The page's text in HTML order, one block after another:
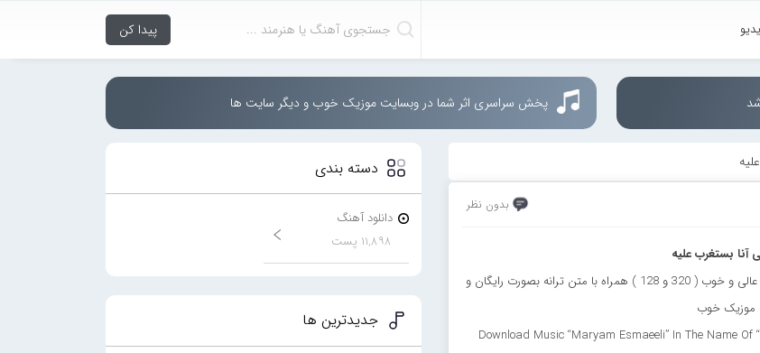
پخش سراسری اثر شما در وبسایت موزیک خوب و دیگر سایت ها
بدون نظر
آنا بستغرب علیه
دانلود آهنگ جدید مریم اسماعیلی به نام “آنا بستغرب علیه” با دو کیفیت عالی و خوب ( 320 و 128 ) همراه با متن ترانه بصورت رایگان و
موزیک خوب
Download Music “Maryam Esmaeeli” In The Name
دسته بندی
دانلود آهنگ
۱۱,۸۹۸ پست
جدیدترین ها